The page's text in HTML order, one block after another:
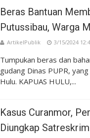
Beras Bantuan
Putussibau, Warga
ArtikelPublik 3/15/2024
Tumpukan beras dan
gudang Dinas PUPR,
Hulu. KAPUAS HULU,...
Kasus Curanmor,
Diungkap